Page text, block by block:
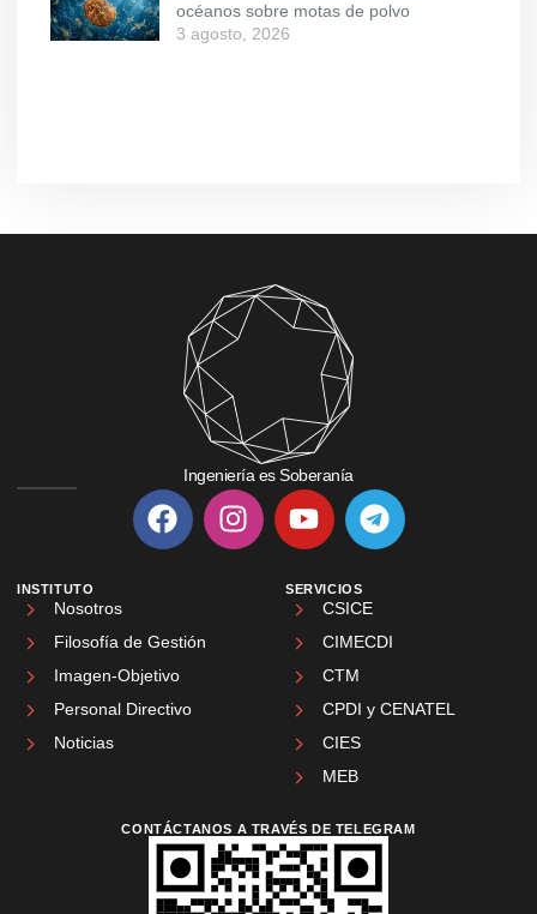
océanos sobre motas de polvo
3 agosto, 2026
Ingeniería es Soberanía
INSTITUTO
Nosotros
Filosofía de Gestión
Imagen-Objetivo
Personal Directivo
Noticias
SERVICIOS
CSICE
CIMECDI
CTM
CPDI y CENATEL
CIES
MEB
CONTÁCTANOS A TRAVÉS DE TELEGRAM